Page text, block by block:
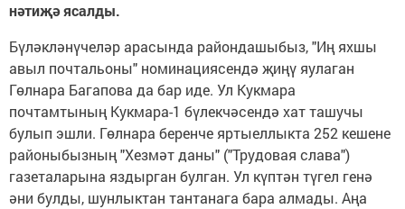
нәтиҗә ясалды.
Бүләкләнүчеләр арасында райондашыбыз, "Иң яхшы
авыл почтальоны" номинациясендә җиңү яулаган
Гөлнара Багапова да бар иде. Ул Кукмара
почтамтының Кукмара-1 бүлекчәсендә хат ташучы
булып эшли. Гөлнара беренче яртыеллыкта 252 кешене
районыбызның "Хезмәт даны" ("Трудовая слава")
газеталарына яздырган булган. Ул күптән түгел генә
әни булды, шунлыктан тантанага бара алмады. Аңа